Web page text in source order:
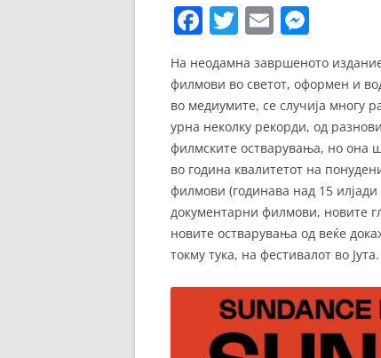
ФЕСТИВАЛИ
ФИЛМОПОЛИС
F
c
e
b
o
o
k
T
itt
er
E
ai
l
ss
e
n
g
er
На неодамна завршеното
филмови во светот, оформен и
во медиумите, се случија многу
урна неколку рекорди, од
филмските остварувања, но она
во година квалитетот на
филмови (годинава над 15
документарни филмови, новите
новите остварувања од веќе
токму тука, на фестивалот во Јута.